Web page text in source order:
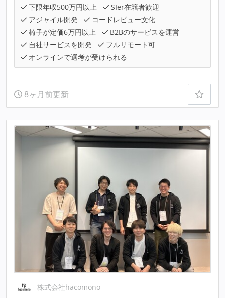
下限年収500万円以上
SIer在籍者歓迎
アジャイル開発
コードレビュー文化
椅子が定価6万円以上
B2Bのサービスを運営
自社サービスを開発
フルリモート可
オンラインで選考が受けられる
8ヶ月前更新
株式会社hacomono